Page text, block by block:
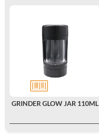
GRINDER GLOW JAR 110ML